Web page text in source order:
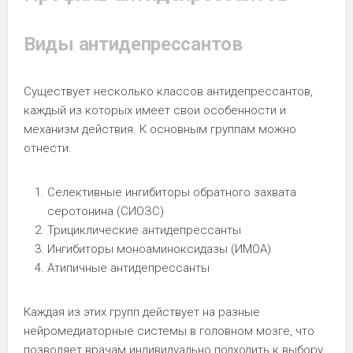
Виды антидепрессантов
Существует несколько классов антидепрессантов,
каждый из которых имеет свои особенности и
механизм действия. К основным группам можно
отнести:
Селективные ингибиторы обратного захвата
серотонина (СИОЗС)
Трициклические антидепрессанты
Ингибиторы моноаминоксидазы (ИМОА)
Атипичные антидепрессанты
Каждая из этих групп действует на разные
нейромедиаторные системы в головном мозге, что
позволяет врачам индивидуально подходить к выбору